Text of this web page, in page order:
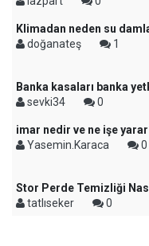
Klimadan neden su
doğanateş
1
Banka kasaları banka
sevki34
0
imar nedir ve ne işe
Yasemin.Karaca
0
Stor Perde Temizliği
tatlıseker
0